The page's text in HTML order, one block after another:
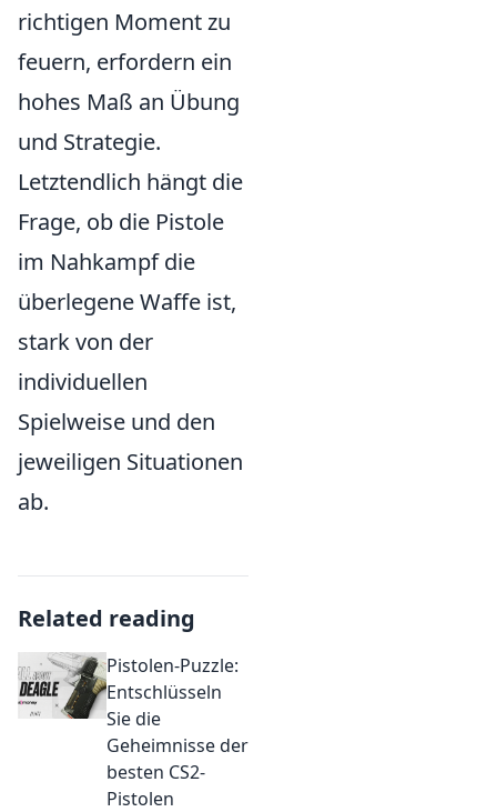
richtigen Moment zu
feuern, erfordern ein
hohes Maß an Übung
und Strategie.
Letztendlich hängt die
Frage, ob die Pistole
im Nahkampf die
überlegene Waffe ist,
stark von der
individuellen
Spielweise und den
jeweiligen Situationen
ab.
Related reading
Pistolen-Puzzle:
Entschlüsseln
Sie die
Geheimnisse der
besten CS2-
Pistolen